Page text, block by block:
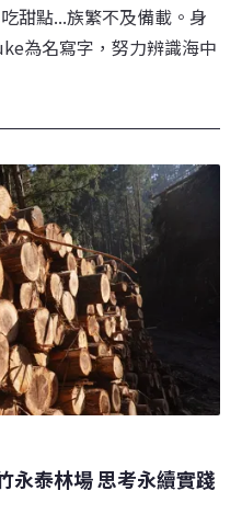
甜點...族繁不及備載。身
為名寫字，努力辨識海中
永泰林場 思考永續實踐